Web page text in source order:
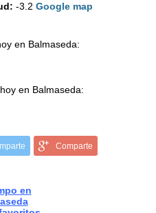
-3.2 Google map
en Balmaseda:
en Balmaseda:
Comparte
en